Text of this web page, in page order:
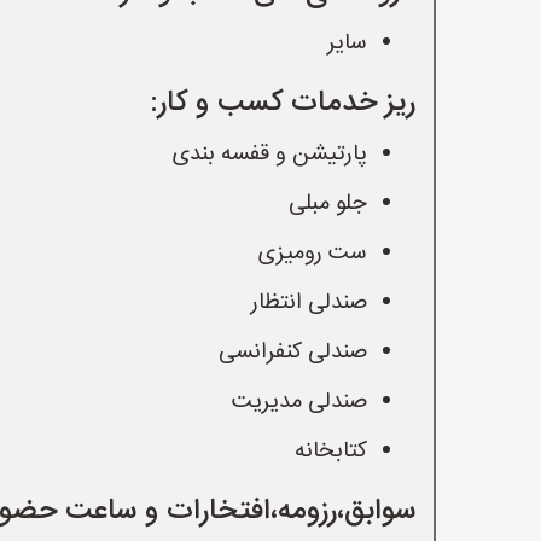
سایر
ریز خدمات کسب و کار:
پارتیشن و قفسه بندی
جلو مبلی
ست رومیزی
صندلی انتظار
صندلی کنفرانسی
صندلی مدیریت
کتابخانه
سوابق،رزومه،افتخارات و ساعت